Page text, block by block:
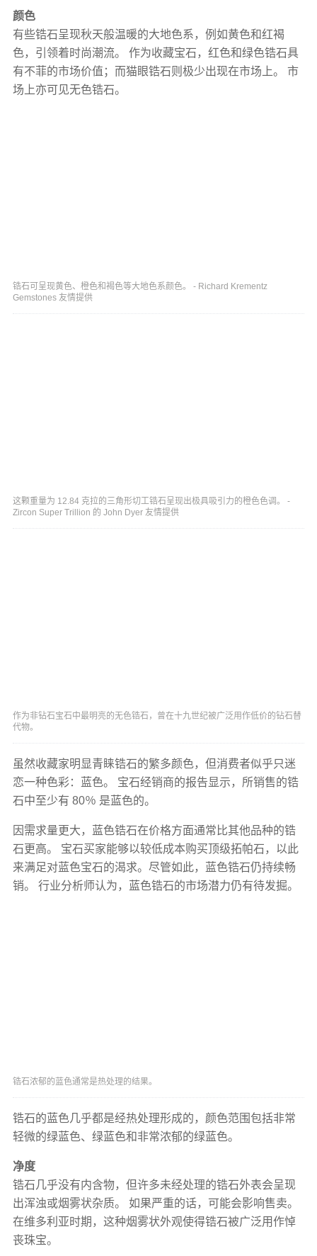
颜色
有些锆石呈现秋天般温暖的大地色系，例如黄色和红褐
色，引领着时尚潮流。 作为收藏宝石，红色和绿色锆石具
有不菲的市场价值；而猫眼锆石则极少出现在市场上。 市
场上亦可见无色锆石。
锆石可呈现黄色、橙色和褐色等大地色系颜色。 - Richard Krementz
Gemstones 友情提供
这颗重量为 12.84 克拉的三角形切工锆石呈现出极具吸引力的橙色色调。 -
Zircon Super Trillion 的 John Dyer 友情提供
作为非钻石宝石中最明亮的无色锆石，曾在十九世纪被广泛用作低价的钻石替
代物。
虽然收藏家明显青睐锆石的繁多颜色，但消费者似乎只迷
恋一种色彩：蓝色。 宝石经销商的报告显示，所销售的锆
石中至少有 80％ 是蓝色的。
因需求量更大，蓝色锆石在价格方面通常比其他品种的锆
石更高。 宝石买家能够以较低成本购买顶级拓帕石，以此
来满足对蓝色宝石的渴求。尽管如此，蓝色锆石仍持续畅
销。 行业分析师认为，蓝色锆石的市场潜力仍有待发掘。
锆石浓郁的蓝色通常是热处理的结果。
锆石的蓝色几乎都是经热处理形成的，颜色范围包括非常
轻微的绿蓝色、绿蓝色和非常浓郁的绿蓝色。
净度
锆石几乎没有内含物，但许多未经处理的锆石外表会呈现
出浑浊或烟雾状杂质。 如果严重的话，可能会影响售卖。
在维多利亚时期，这种烟雾状外观使得锆石被广泛用作悼
丧珠宝。